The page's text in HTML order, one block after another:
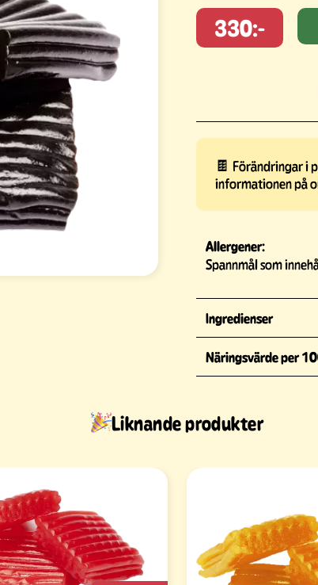
330:-
🍫 Förändringar i
informationen på
Allergener:
Spannmål som
Ingredienser
Näringsvärde per
Liknande produkter